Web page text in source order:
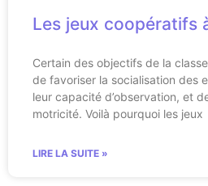
Les jeux coopératifs
Certain des objectifs de la
de favoriser la socialisation des
leur capacité d’observation, et
motricité. Voilà pourquoi les jeux
LIRE LA SUITE »